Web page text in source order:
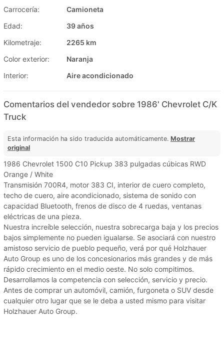
Carrocería:
Camioneta
Edad:
39 años
Kilometraje:
2265 km
Color exterior:
Naranja
Interior:
Aire acondicionado
Comentarios del vendedor sobre 1986' Chevrolet C/K
Truck
Esta información ha sido traducida automáticamente. Mostrar
original
1986 Chevrolet 1500 C10 Pickup 383 pulgadas cúbicas RWD
Orange / White
Transmisión 700R4, motor 383 CI, interior de cuero completo,
techo de cuero, aire acondicionado, sistema de sonido con
capacidad Bluetooth, frenos de disco de 4 ruedas, ventanas
eléctricas de una pieza.
Nuestra increíble selección, nuestra sobrecarga baja y los precios
bajos simplemente no pueden igualarse. Se asociará con nuestro
amistoso servicio de pueblo pequeño, verá por qué Holzhauer
Auto Group es uno de los concesionarios más grandes y de más
rápido crecimiento en el medio oeste. No solo compitimos.
Desarrollamos la competencia con selección, servicio y precio.
Antes de comprar un automóvil, camión, furgoneta o SUV desde
cualquier otro lugar que se le deba a usted mismo para visitar
Holzhauer Auto Group.